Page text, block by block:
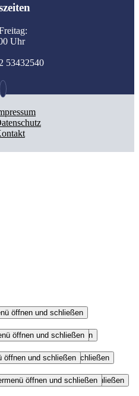
Uhr
53432540
öffnen und schließen
öffnen und schließen
Bad
öffnen und schließen
Untermenü öffnen und schließen
öffnen und schließen
öffnen und schließen
öffnen und schließen